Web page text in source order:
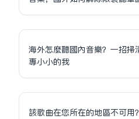
海外怎麼聽國內音樂？一招
專小小的我
該歌曲在您所在的地區不可用